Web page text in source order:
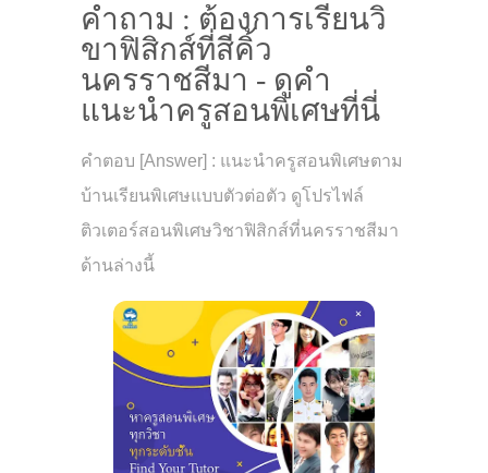
คำถาม : ต้องการเรียนวิ
ขาฟิสิกส์ที่สีคิ้ว
นครราชสีมา - ดูคำ
แนะนำครูสอนพิเศษที่นี่
คำตอบ [Answer] : แนะนำครูสอนพิเศษตาม
บ้านเรียนพิเศษแบบตัวต่อตัว ดูโปรไฟล์
ติวเตอร์สอนพิเศษวิชาฟิสิกส์ที่นครราชสีมา
ด้านล่างนี้